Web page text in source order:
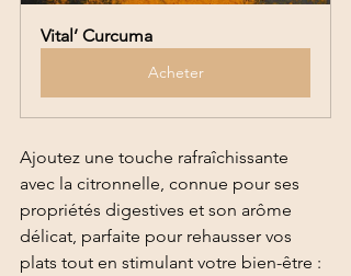
Vital’ Curcuma
Acheter
Ajoutez une touche rafraîchissante
avec la citronnelle, connue pour ses
propriétés digestives et son arôme
délicat, parfaite pour rehausser vos
plats tout en stimulant votre bien-être :